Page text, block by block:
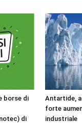
borse di
di
Antartide,
forte
industriale